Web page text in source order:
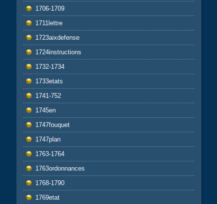
1706-1709
1711lettre
1723aixdefense
1724instructions
1732-1734
1733etats
1741-752
1745en
1747fouquet
1747plan
1763-1764
1763ordonnances
1768-1790
1769etat